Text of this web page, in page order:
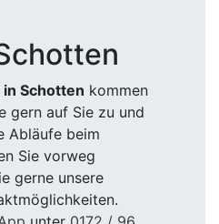
Schotten kommen
gern auf Sie zu und
Abläufe beim
Sie vorweg
gerne unsere